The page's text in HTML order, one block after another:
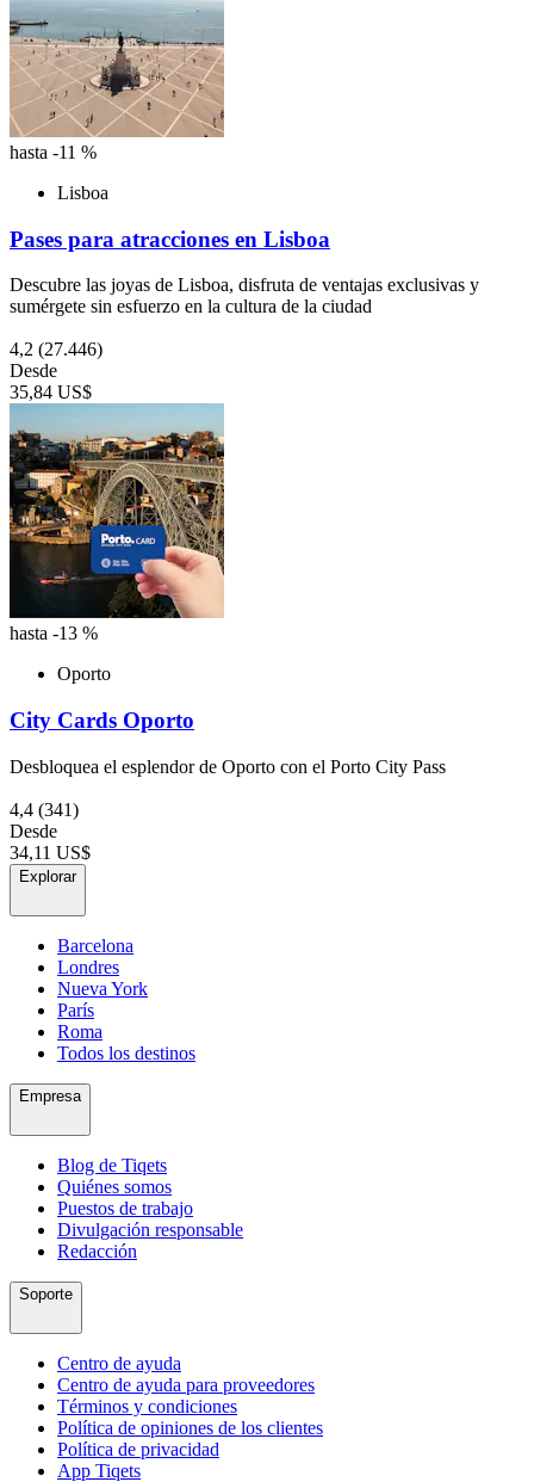
hasta -11 %
Lisboa
Pases para atracciones en Lisboa
Descubre las joyas de Lisboa, disfruta de ventajas exclusivas y
sumérgete sin esfuerzo en la cultura de la ciudad
4,2 (27.446)
Desde
35,84 US$
hasta -13 %
Oporto
City Cards Oporto
Desbloquea el esplendor de Oporto con el Porto City Pass
4,4 (341)
Desde
34,11 US$
Explorar
Barcelona
Londres
Nueva York
París
Roma
Todos los destinos
Empresa
Blog de Tiqets
Quiénes somos
Puestos de trabajo
Divulgación responsable
Redacción
Soporte
Centro de ayuda
Centro de ayuda para proveedores
Términos y condiciones
Política de opiniones de los clientes
Política de privacidad
App Tiqets